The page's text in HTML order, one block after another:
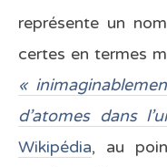
représente un
certes en termes
«
d’atomes dans
Wikipédia, au